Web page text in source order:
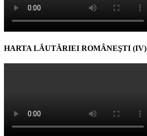
HARTA LĂUTĂRIEI ROMÂNEŞTI (IV)